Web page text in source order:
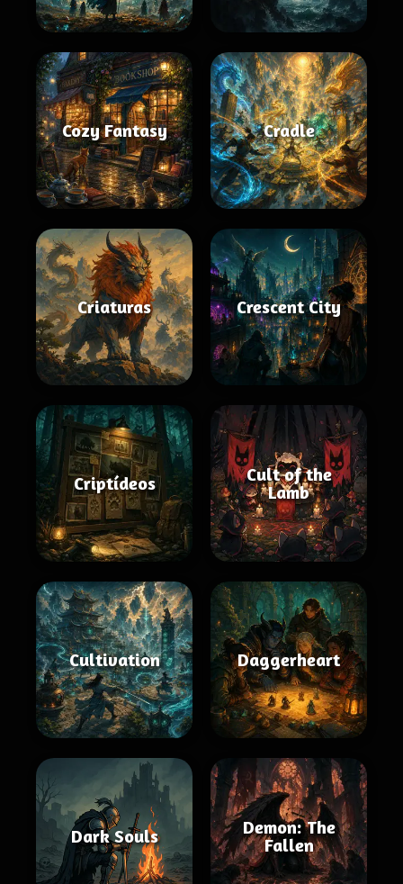
Cozy Fantasy Cradle
Criaturas Crescent City
Criptídeos
Cult of the
Lamb
Cultivation Daggerheart
Dark Souls
Demon: The
Fallen